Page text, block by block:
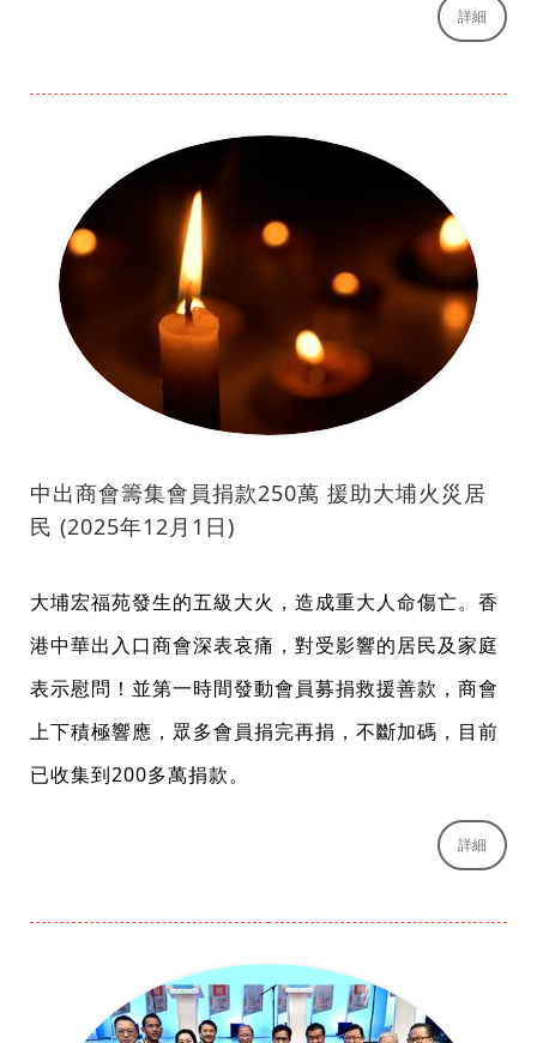
詳細
中出商會籌集會員捐款250萬 援助大埔火災居
民 (2025年12月1日)
大埔宏福苑發生的五級大火，造成重大人命傷亡。香
港中華出入口商會深表哀痛，對受影響的居民及家庭
表示慰問！並第一時間發動會員募捐救援善款，商會
上下積極響應，眾多會員捐完再捐，不斷加碼，目前
已收集到200多萬捐款。
詳細